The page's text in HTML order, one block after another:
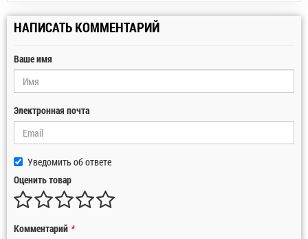
НАПИСАТЬ КОММЕНТАРИЙ
Ваше имя
Электронная почта
Уведомить об ответе
Оценить товар
Комментарий *